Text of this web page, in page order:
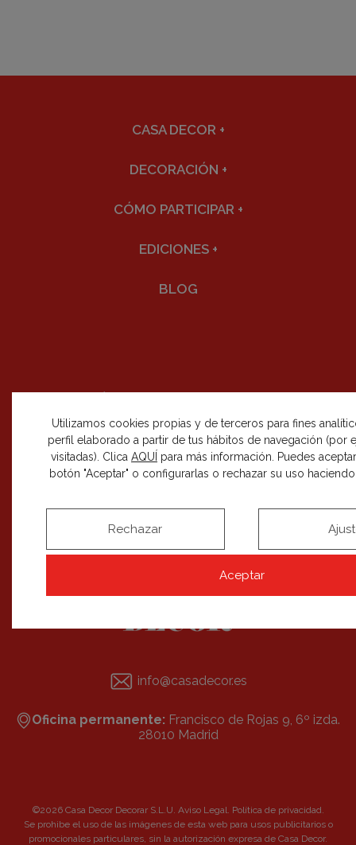
Utilizamos cookies propias y de terceros para fines
perfil elaborado a partir de tus hábitos de navegación (por
visitadas). Clica AQUÍ para más información. Puedes
botón "Aceptar" o configurarlas o rechazar su uso
Aceptar
Rechazar
CASA DECOR +
DECORACIÓN +
CÓMO PARTICIPAR +
EDICIONES +
BLOG
RECIBE NUESTRAS NOVEDADES
info@casadecor.es
Oficina permanente: Francisco de Rojas 9, 6º izda.
28010 Madrid
©2026 Casa Decor Decorar S.L.U. Aviso Legal. Política de privacidad.
Se prohibe el uso de las imágenes de esta web para usos publicitarios o
promocionales particulares, sin la autorización expresa de Casa Decor.